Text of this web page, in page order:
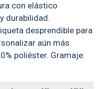
con elástico
durabilidad.
desprendible para
aún más.
poliéster. Gramaje: